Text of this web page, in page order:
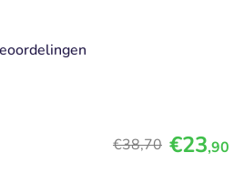
€38,70 €23,90